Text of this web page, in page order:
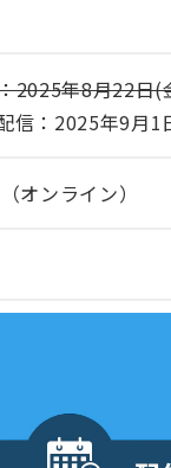
2025年8月22日
信：2025年9
オンライン）